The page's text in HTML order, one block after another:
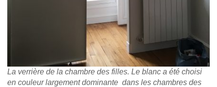
La verrière de la chambre des filles. Le blanc a été choisi
en couleur largement dominante dans les chambres des